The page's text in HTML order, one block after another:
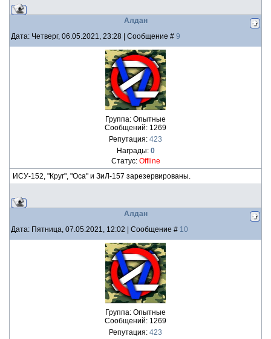
Алдан
Дата: Четверг, 06.05.2021, 23:28 | Сообщение # 9
Группа: Опытные
Сообщений: 1269
Репутация: 423
Награды: 0
Статус: Offline
ИСУ-152, "Круг", "Оса" и ЗиЛ-157 зарезервированы.
Алдан
Дата: Пятница, 07.05.2021, 12:02 | Сообщение # 10
Группа: Опытные
Сообщений: 1269
Репутация: 423